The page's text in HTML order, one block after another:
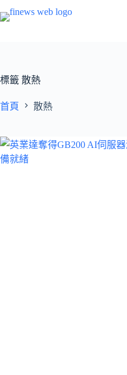
至
容
標籤 散熱
首頁 散熱